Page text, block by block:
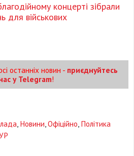
концерті зібрали
для військових
останніх новин - приєднуйтесь
у Telegram!
Новини Офіційно Політика